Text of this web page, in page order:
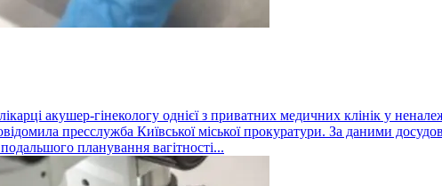
акушер-гінекологу однієї з приватних медичних клінік у
пресслужба Київської міської прокуратури. За даними
планування вагітності...